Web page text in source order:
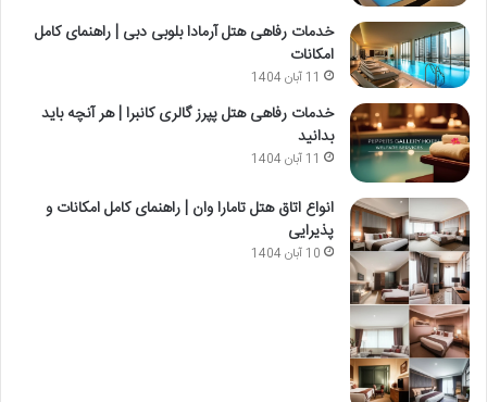
خدمات رفاهی هتل آرمادا بلوبی دبی | راهنمای کامل
امکانات
11 آبان 1404
خدمات رفاهی هتل پپرز گالری کانبرا | هر آنچه باید
بدانید
11 آبان 1404
انواع اتاق هتل تامارا وان | راهنمای کامل امکانات و
پذیرایی
10 آبان 1404